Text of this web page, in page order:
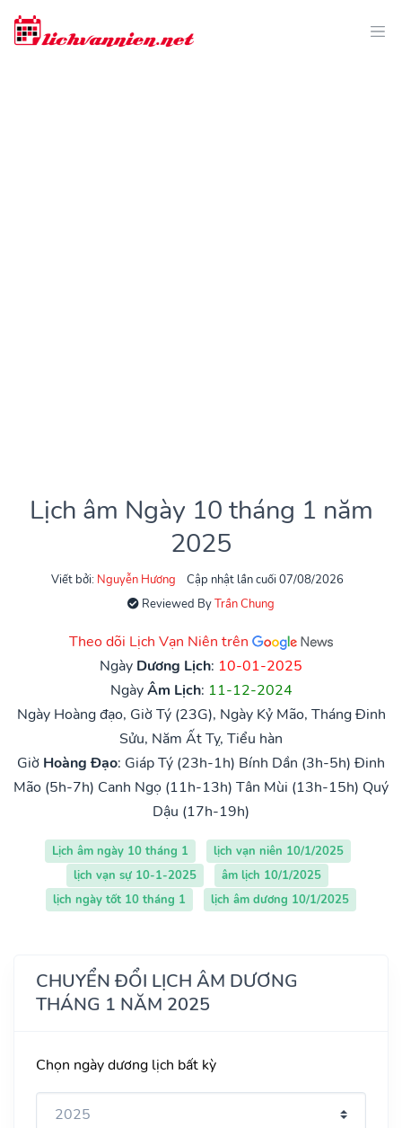
Lịch âm Ngày 10 tháng 1 năm
2025
Viết bởi: Nguyễn Hương
Cập nhật lần cuối 07/08/2026
Reviewed ByTrần Chung
Theo dõi Lịch Vạn Niên trên
Ngày Dương Lịch: 10-01-2025
NgàyÂm Lịch: 11-12-2024
Ngày Hoàng đạo, Giờ Tý (23G), Ngày Kỷ Mão, Tháng Đinh
Sửu, Năm Ất Tỵ, Tiểu hàn
Giờ Hoàng Đạo: Giáp Tý (23h-1h) Bính Dần (3h-5h) Đinh
Mão (5h-7h) Canh Ngọ (11h-13h) Tân Mùi (13h-15h) Quý
Dậu (17h-19h)
Lịch âm ngày 10 tháng 1
lịch vạn niên 10/1/2025
lịch vạn sự 10-1-2025
âm lịch 10/1/2025
lịch ngày tốt 10 tháng 1
lịch âm dương 10/1/2025
CHUYỂN ĐỔI LỊCH ÂM DƯƠNG
THÁNG 1 NĂM 2025
Chọn ngày dương lịch bất kỳ